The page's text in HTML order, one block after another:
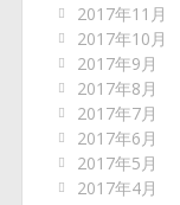
2017年11月
2017年10月
2017年9月
2017年8月
2017年7月
2017年6月
2017年5月
2017年4月